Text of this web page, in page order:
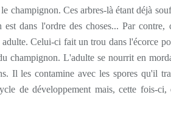
champignon. Ces arbres-là étant déjà
dans l'ordre des choses... Par contre,
Celui-ci fait un trou dans l'écorce
champignon. L'adulte se nourrit en
Il les contamine avec les spores qu'il
de développement mais, cette fois-ci,